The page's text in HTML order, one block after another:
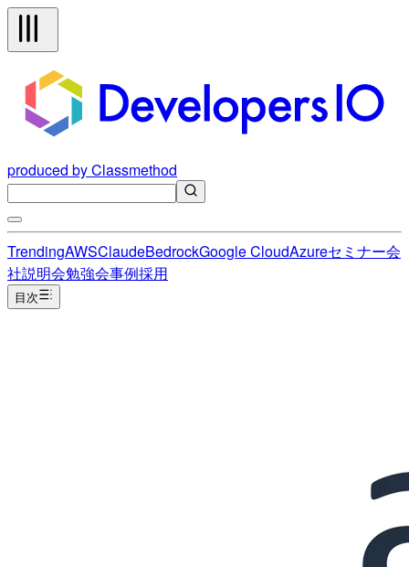
produced by Classmethod
TrendingAWSClaudeBedrockGoogle CloudAzureセミナー会
社説明会勉強会事例採用
目次